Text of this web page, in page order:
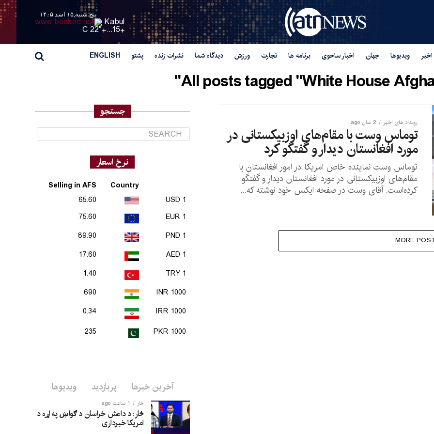
پنج شنبه,۱۵ اسد ۱۴۰۵
Kabul
+
15...
+
22° C
ویدیوها جهان اخبار ساحوی برنامه ها تجارت ورزش دیدگاه شما نشرات زنده پشتو ENGLISH
All posts tagged "White House
رویداد های اخیر 2 سال ago
توماس وست با مقام‌های اوزبیکستانی در
مورد افغانستان دیدار و گفتگو کرد
توماس وست نماینده خاص امریکا در امور افغانستان با
مقام‌های اوزبیکستانی در مورد افغانستان دیدار و گفتگو
کرده‌است. آقای وست در صفحه ایکس خود نوشته که...
MORE
جستجو
نرخ اسعار
Country
Selling in AFS
1 USD
65.60
1 EUR
75.60
1 PND
89.90
1 AED
17.60
1 TRY
1.40
1000 INR
690
1000 IRR
0.34
1000 PKR
235
آخرین خبرها پربازدید ویدیوها
څار 1 ساعت ago
څار: د داعش خراسان د ګواښ په اړه د
امریکا خبرداری